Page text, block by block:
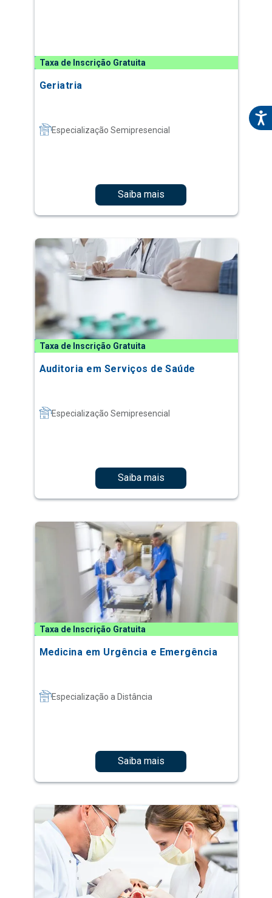
Taxa de Inscrição Gratuita
Geriatria
Especialização Semipresencial
Saiba mais
Taxa de Inscrição Gratuita
Auditoria em Serviços de Saúde
Especialização Semipresencial
Saiba mais
Taxa de Inscrição Gratuita
Medicina em Urgência e Emergência
Especialização a Distância
Saiba mais